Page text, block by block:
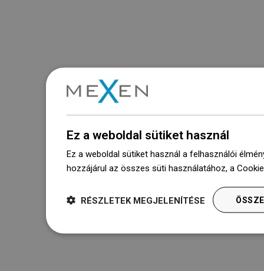
Ez a weboldal sütiket használ
Ez a weboldal sütiket használ a felhasználói
hozzájárul az összes süti használatához, a
RÉSZLETEK MEGJELENÍTÉSE